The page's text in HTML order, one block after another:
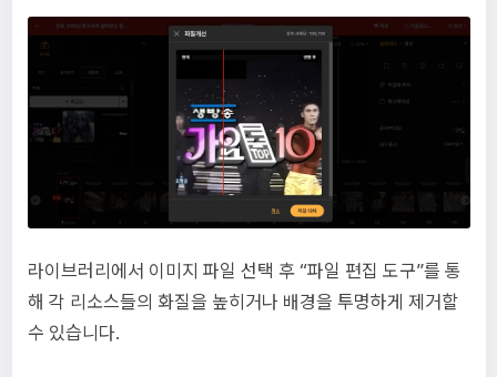
라이브러리에서 이미지 파일 선택 후 “파일 편집 도구”를 통
해 각 리소스들의 화질을 높히거나 배경을 투명하게 제거할
수 있습니다.